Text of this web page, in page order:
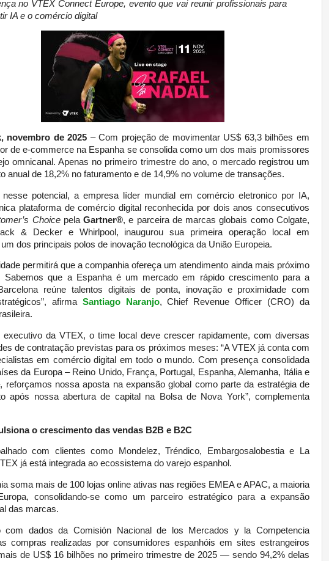
no VTEX Connect Europe, evento que vai reunir profissionais para
IA e o comércio digital
novembro de 2025 – Com projeção de movimentar US$ 63,3 bilhões em
de e-commerce na Espanha se consolida como um dos mais promissores
omnicanal. Apenas no primeiro trimestre do ano, o mercado registrou um
anual de 18,2% no faturamento e de 14,9% no volume de transações.
nesse potencial, a empresa líder mundial em comércio eletronico por IA,
plataforma de comércio digital reconhecida por dois anos consecutivos
ChoicepelaGartner®, e parceira de marcas globais como Colgate,
& Decker e Whirlpool, inaugurou sua primeira operação local em
dos principais polos de inovação tecnológica da União Europeia.
permitirá que a companhia ofereça um atendimento ainda mais próximo
Sabemos que a Espanha é um mercado em rápido crescimento para a
reúne talentos digitais de ponta, inovação e proximidade com
afirma Santiago Naranjo, Chief Revenue Officer (CRO) da
executivo da VTEX, o time local deve crescer rapidamente, com diversas
de contratação previstas para os próximos meses: “A VTEX já conta com
em comércio digital em todo o mundo. Com presença consolidada
da Europa – Reino Unido, França, Portugal, Espanha, Alemanha, Itália e
reforçamos nossa aposta na expansão global como parte da estratégia de
após nossa abertura de capital na Bolsa de Nova York”, complementa
o crescimento das vendas B2B e B2C
com clientes como Mondelez, Tréndico, Embargosalobestia e La
já está integrada ao ecossistema do varejo espanhol.
soma mais de 100 lojas online ativas nas regiões EMEA e APAC, a maioria
consolidando-se como um parceiro estratégico para a expansão
das marcas.
com dados da Comisión Nacional de los Mercados y la Competencia
compras realizadas por consumidores espanhóis em sites estrangeiros
de US$ 16 bilhões no primeiro trimestre de 2025 — sendo 94,2% delas